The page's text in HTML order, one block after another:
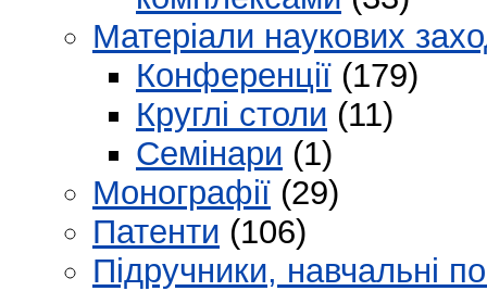
Матеріали наукових
Конференції (179)
Круглі столи (11)
Семінари (1)
Монографії (29)
Патенти (106)
Підручники, навчальні